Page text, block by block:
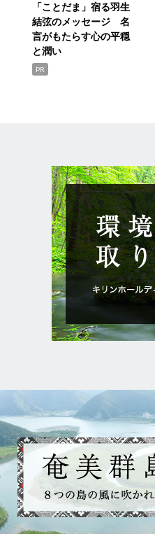
「ことだま」宿る羽生
結弦のメッセージ 名
言がもたらす心の平穏
と潤い
PR